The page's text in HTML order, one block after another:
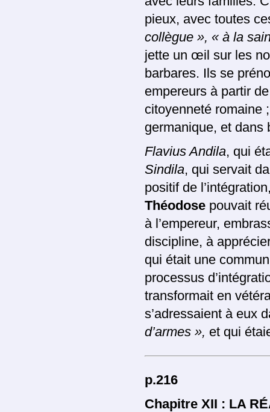
pieux, avec toutes
collègue », « à la
jette un œil sur les
barbares. Ils se
empereurs à partir
citoyenneté romaine
germanique, et dans
Flavius Andila, qui
Sindila, qui servait
positif de
Théodose pouvait
à l’empereur,
discipline, à
qui était une
processus
transformait en
s’adressaient à eux
d’armes », et qui
p.216
Chapitre XII : LA